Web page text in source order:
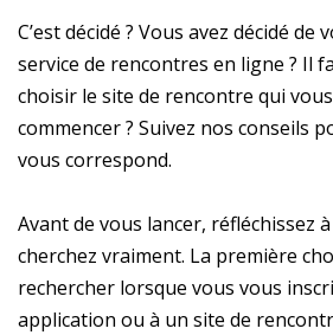
C’est décidé ? Vous avez décidé de
service de rencontres en ligne ? Il
choisir le site de rencontre qui
commencer ? Suivez nos conseils
vous correspond.
Avant de vous lancer, réfléchissez
cherchez vraiment. La première
rechercher lorsque vous vous
application ou à un site de